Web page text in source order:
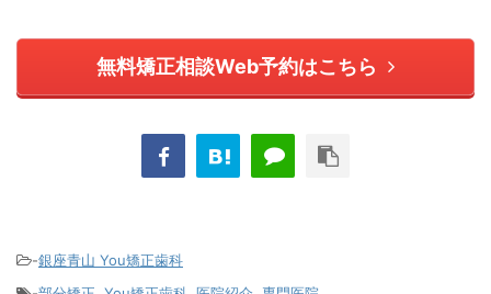
無料矯正相談Web予約はこちら
-銀座青山 You矯正歯科